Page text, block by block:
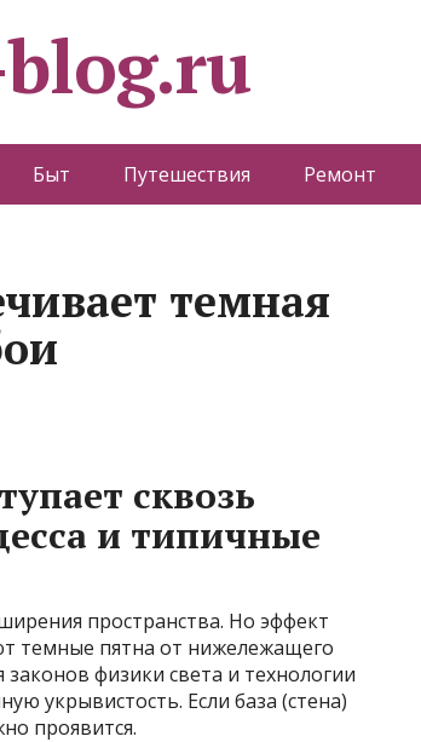
Быт Путешествия Ремонт
темная
сквозь
и типичные
пространства. Но эффект
темные пятна от нижележащего
физики света и технологии
укрывистость. Если база (стена)
проявится.